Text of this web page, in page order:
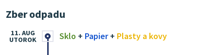
Zber odpadu
Sklo + Papier+ Plasty a kovy
11. AUG
UTOROK